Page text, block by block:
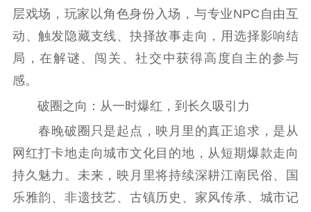
层戏场，玩家以角色身份入场，与专业NPC自由互
动、触发隐藏支线、抉择故事走向，用选择影响结
局，在解谜、闯关、社交中获得高度自主的参与
感。
破圈之向：从一时爆红，到长久吸引力
春晚破圈只是起点，映月里的真正追求，是从
网红打卡地走向城市文化目的地，从短期爆款走向
持久魅力。未来，映月里将持续深耕江南民俗、国
乐雅韵、非遗技艺、古镇历史、家风传承、城市记